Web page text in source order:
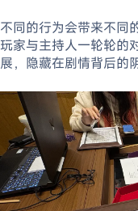
不同的行为会带来不同
玩家与主持人一轮轮的
展，隐藏在剧情背后的